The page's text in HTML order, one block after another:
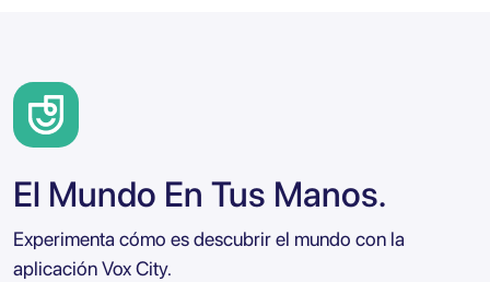
El Mundo En Tus Manos.
Experimenta cómo es descubrir el mundo con la
aplicación Vox City.